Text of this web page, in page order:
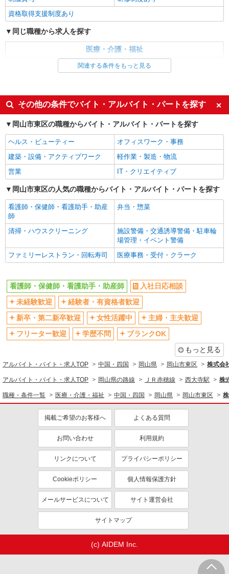
資格取得支援制度あり
同じ職種から求人を探す
医療・介護・福祉
看護師・保健師・看護助手・助産師
未経験歓迎
ミドル（40代～）活躍中
ボーナス・賞与あり
車通勤OK
交通費支給
社会保険あり
産休・育休取得実績あり
関連する条件をもっと見る
その他の条件でバイト・アルバイト・パートを探す
岡山市東区の職種からバイト・アルバイト・パートを探す
ヘルス・ビューティー
オフィスワーク・事務
建築・設備・アクティブワーク
軽作業・製造・物流
営業
IT・クリエイティブ
岡山市東区の人気の職種からバイト・アルバイト・パートを探す
看護師・保健師・看護助手・助産
師
弁当・惣菜
清掃・ハウスクリーニング
施設警備・交通誘導警備・駐車輪
場管理・イベント警備
ファミリーレストラン・回転寿司
医療事務・受付・クラーク
看護師・保健師・看護助手・助産師
入社日応相談
未経験歓迎
経験者・有資格者歓迎
新卒・第二新卒歓迎
女性活躍中
主婦・主夫歓迎
フリーター歓迎
学歴不問
ブランクOK
もっと見る
アルバイト・バイト・求人TOP 中国・四国 岡山県 岡山市東区 株式会
アルバイト・バイト・求人TOP 岡山県の路線 ＪＲ赤穂線 西大寺駅 株
職種・条件一覧 医療・介護・福祉 中国・四国 岡山県 岡山市東区
掲載ご希望のお客様へ よくある質問
お問い合わせ 利用規約
リンクについて プライバシーポリシー
Cookieポリシー 個人情報保護方針
メールサービスについて サイト運営会社
サイトマップ
(c) AIDEM Inc.